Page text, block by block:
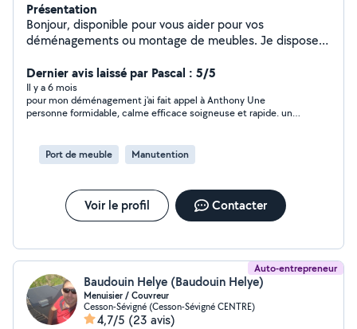
Présentation
Bonjour, disponible pour vous aider pour vos
déménagements ou montage de meubles. Je dispose
sangles et couvertures de protection. À votre service.
Dernier avis laissé par Pascal : 5/5
Il y a 6 mois
pour mon déménagement j'ai fait appel à Anthony Une
personne formidable, calme efficace soigneuse et rapide. une
MerciPort de meuble Manutention
Voir le profil Contacter
Auto-entrepreneur
Baudouin Helye (Baudouin Helye)
Menuisier / Couvreur
Cesson-Sévigné (Cesson-Sévigné CENTRE)
4,7/5 (23 avis)